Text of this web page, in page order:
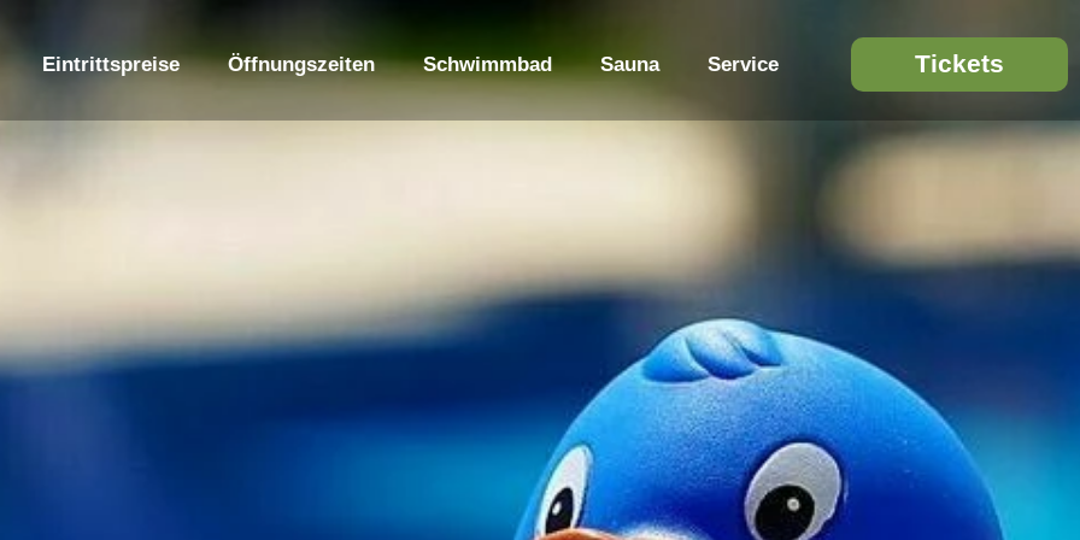
Eintrittspreise Öffnungszeiten Schwimmbad Sauna Service Tickets